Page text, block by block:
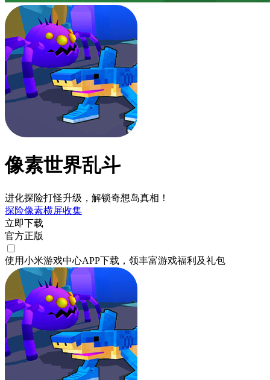
像素世界乱斗
进化探险打怪升级，解锁奇想岛真相！
探险像素横屏收集
立即下载
官方正版
使用小米游戏中心APP下载 ，领丰富游戏福利 及礼包